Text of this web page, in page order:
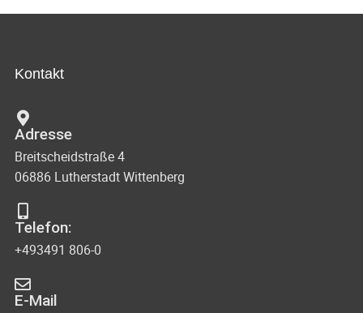
Kontakt
Adresse
Breitscheidstraße 4
06886 Lutherstadt Wittenberg
Telefon:
+493491 806-0
E-Mail